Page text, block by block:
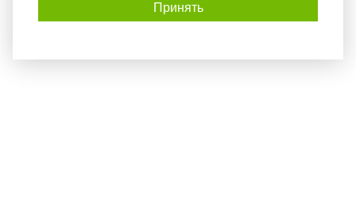
Принять